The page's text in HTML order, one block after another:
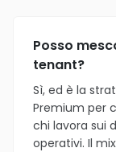
Posso
tenant?
Sì, ed è la
Premium per
chi lavora sui
operativi. Il